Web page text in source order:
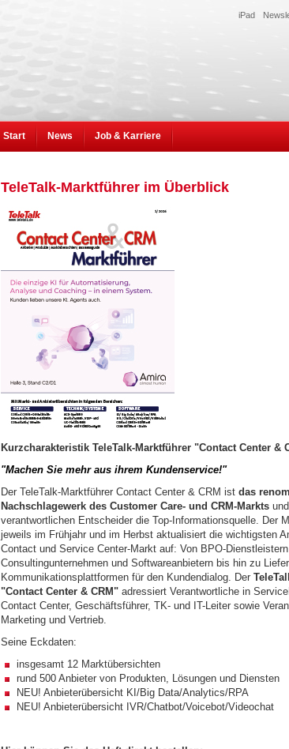
iPad
Start News Job & Karriere
TeleTalk-Marktführer im Überblick
Kurzcharakteristik TeleTalk-Marktführer "Contact Center &
"Machen Sie mehr aus ihrem Kundenservice!"
Der TeleTalk-Marktführer Contact Center & CRM ist das
Nachschlagewerk des Customer Care- und CRM-Markts
verantwortlichen Entscheider die Top-Informationsquelle. Der
jeweils im Frühjahr und im Herbst aktualisiert die wichtigsten
Contact und Service Center-Markt auf: Von BPO-
Consultingunternehmen und Softwareanbietern bis hin zu
Kommunikationsplattformen für den Kundendialog. Der
"Contact Center & CRM" adressiert Verantwortliche in
Contact Center, Geschäftsführer, TK- und IT-Leiter sowie
Marketing und Vertrieb.
Seine Eckdaten:
insgesamt 12 Marktübersichten
rund 500 Anbieter von Produkten, Lösungen und Diensten
NEU! Anbieterübersicht KI/Big Data/Analytics/RPA
NEU! Anbieterübersicht IVR/Chatbot/Voicebot/Videochat